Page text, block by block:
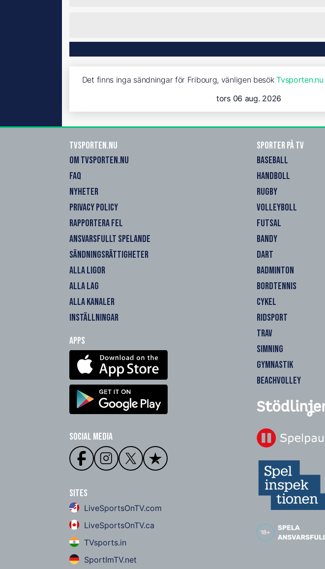
Det finns inga sändningar för Fribourg, vänligen besökTvsporten.nu
tors 06 aug. 2026
Tvsporten.nu
OM TVSPORTEN.NU
FAQ
NYHETER
PRIVACY POLICY
RAPPORTERA FEL
ANSVARSFULLT SPELANDE
SÄNDNINGSRÄTTIGHETER
ALLA LIGOR
ALLA LAG
ALLA KANALER
INSTÄLLNINGAR
Apps
Social Media
Sites
LiveSportsOnTV.com
LiveSportsOnTV.ca
TVsports.in
SportImTV.net
Sporter på TV
BASEBALL
HANDBOLL
RUGBY
VOLLEYBOLL
FUTSAL
BANDY
DART
BADMINTON
BORDTENNIS
CYKEL
RIDSPORT
TRAV
SIMNING
GYMNASTIK
BEACHVOLLEY